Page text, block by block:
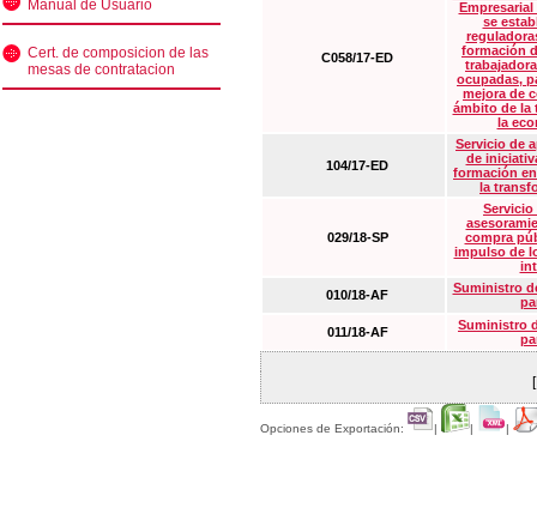
Manual de Usuario
Cert. de composicion de las
mesas de contratacion
C058/17-ED
Empresarial
se
formación
ocupadas,
mejora de
ámbito de la
la
104/17-ED
Servicio de
de
formación
la
029/18-SP
Servicio
compra
impulso de
010/18-AF
Suministro
011/18-AF
Suministro
Opciones de Exportación: | | |